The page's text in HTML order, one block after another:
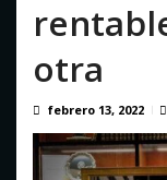
El
que hasta
otra
febrero 13, 2022